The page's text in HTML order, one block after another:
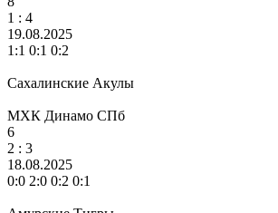
1 : 4
19.08.2025
1:1 0:1 0:2
Сахалинские Акулы
МХК Динамо СПб
6
2 : 3
18.08.2025
0:0 2:0 0:2 0:1